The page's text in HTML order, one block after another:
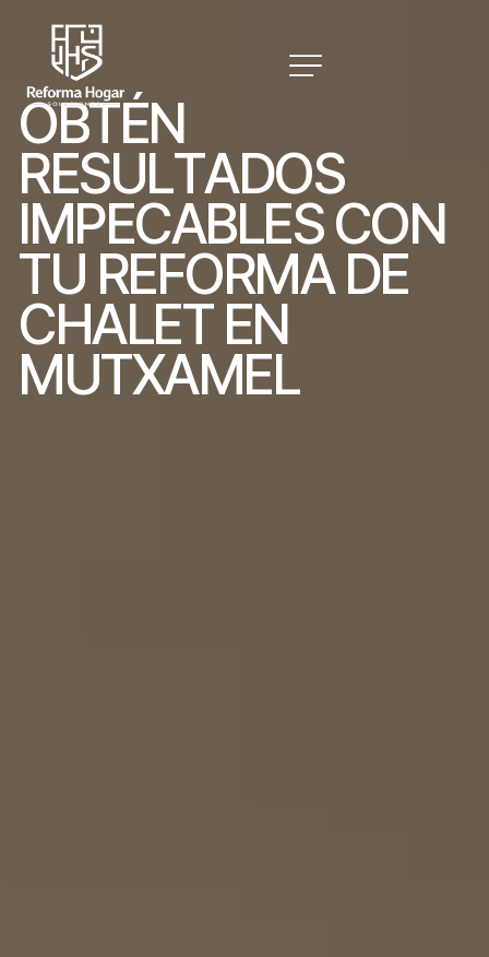
OBTÉN
RESULTADOS
IMPECABLES CON
TU REFORMA DE
CHALET EN
MUTXAMEL